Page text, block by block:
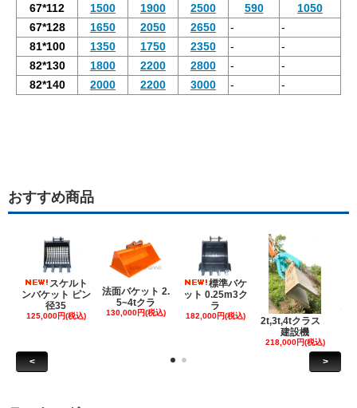
67*112
1500 1900 2500 590
1050
67*128
1650 2050 2650 -
-
81*100
1350 1750 2350 -
-
82*130
1800 2200 2800 -
-
82*140
2000 2200 3000 - -
おすすめ商品
スケルト
ンバケット ピン
径35
125,000円(税込)
法面バケット 2.
5~4tクラ
130,000円(税込)
標準バケ
ット 0.25m3ク
ラ
182,000円(税込)
2t,3t,4tクラス
建設機
218,000円(税込)
< >